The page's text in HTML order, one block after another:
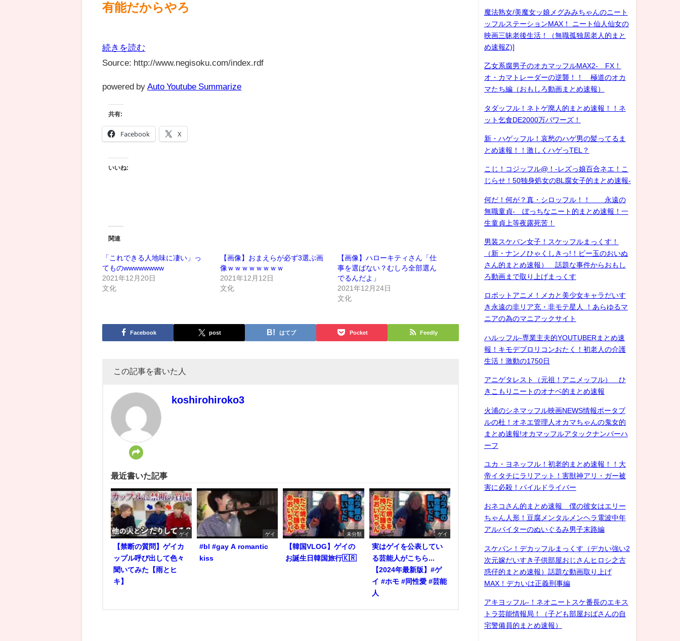
有能だからやろ
続きを読む
Source: http://www.negisoku.com/index.rdf
powered by Auto Youtube Summarize
共有:
Facebook X
いいね:
関連
「これできる人地味に凄い」っ
てものwwwwwwww
2021年12月20日
文化
【画像】おまえらが必ず3選ぶ画
像ｗｗｗｗｗｗｗｗ
2021年12月12日
文化
【画像】ハローキティさん「仕
事を選ばない？むしろ全部選ん
でるんだよ」
2021年12月24日
文化
Facebook post はてブ Pocket Feedly
この記事を書いた人
koshirohiroko3
最近書いた記事
ゲイ
【禁断の質問】ゲイカ
ップル呼び出して色々
聞いてみた【雨とヒ
キ】
ゲイ
#bl #gay A romantic
kiss
未分類
【韓国VLOG】ゲイの
お誕生日韓国旅行🇰🇷
ゲイ
実はゲイを公表してい
る芸能人がこちら...
【2024年最新版】#ゲ
イ #ホモ #同性愛 #芸能
人
魔法熟女/美魔女ッ娘メグみみちゃんのニート
ッフルステーションMAX！ ニート仙人仙女の
映画三昧老後生活！（無職孤独居老人的まと
め速報Z)]
乙女系腐男子のオカマッフルMAX2- FX！
オ・カマトレーダーの逆襲！！ 極道のオカ
マたち編（おもしろ動画まとめ速報）
タダッフル！ネトゲ廃人的まとめ速報！！ネ
ット乞食DE2000万パワーズ！
新・ハゲッフル！哀愁のハゲ男の髪ってるま
とめ速報！！激しくハゲっTEL？
こじ！コジッフル@！-レズっ娘百合ネエ！こ
じらせ！50独身処女のBL腐女子的まとめ速報-
何だ！何が？真・シロッフル！！ 永遠の
無職童貞- ぼっちなニート的まとめ速報！一
生童貞上等夜露死苦！
男装スケバン女子！スケッフルまっくす！
（新・ナンノひゃくしきっ!！ビー玉のおいぬ
さん的まとめ速報） 話題な事件からおもし
ろ動画まで取り上げまっくす
ロボットアニメ！メカと美少女キャラだいす
き永遠の非リア充・非モテ星人 ！あらゆるマ
ニアの為のマニアックサイト
ハルッフル-専業主夫的YOUTUBERまとめ速
報！キモデブロリコンおたく！初老人の介護
生活！激動の1750日
アニゲタレスト（元祖！アニメッフル） ひ
きこもりニートのオナベ的まとめ速報
火浦のシネマッフル映画NEWS情報ポータブ
ルの杜！オネエ管理人オカマちゃんの鬼女的
まとめ速報!オカマッフルアタックナンバーハ
ーフ
ユカ・ヨネッフル！初老的まとめ速報！！大
帝イタチにラリアット！害獣神アリ・ガー被
害に必殺！パイルドライバー
おネコさん的まとめ速報 僕の彼女はエリー
ちゃん人形！豆腐メンタルメンヘラ電波中年
アルバイターのぬいぐるみ男子末路編
スケバン！デカッフルまっくす（デカい強い2
次元嫁だいすき子供部屋おじさんヒロシ之古
惑仔的まとめ速報）話題な動画取り上げ
MAX！デカいは正義刑事編
アキヨッフル-！ネオニートスケ番長のエキス
トラ芸能情報局！（子ども部屋おばさんの自
宅警備員的まとめ速報）